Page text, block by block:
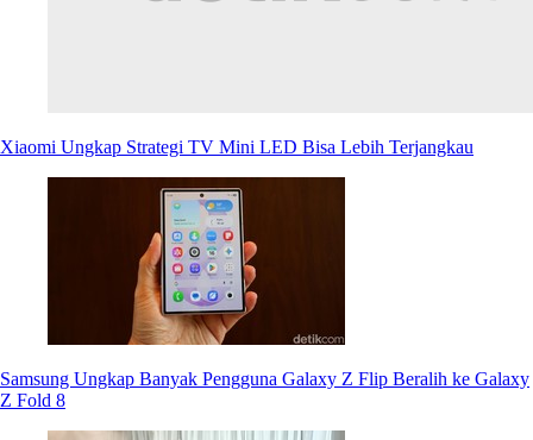
Xiaomi Ungkap Strategi TV Mini LED Bisa Lebih Terjangkau
Samsung Ungkap Banyak Pengguna Galaxy Z Flip Beralih ke Galaxy
Z Fold 8